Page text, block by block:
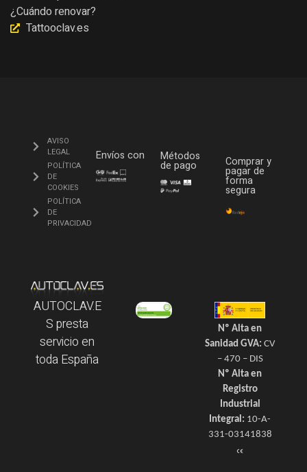
¿Cuándo renovar?
Tattooclav.es
AVISO
LEGAL
POLÍTICA
DE
COOKIES
POLÍTICA
DE
PRIVACIDAD
Envíos con Métodos
de pago Comprar y
pagar de
forma
segura
AUTOCLAV.E
S presta
servicio en
toda España
Nº Alta en
Sanidad GVA: CV
– 470 – DIS
Nº Alta en
Registro
Industrial
Integral: 10-A-
331-03141838